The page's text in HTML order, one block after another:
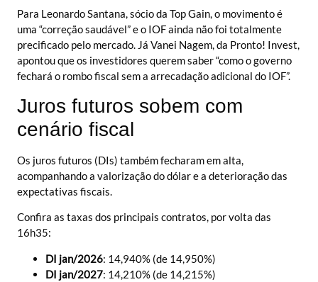
Para Leonardo Santana, sócio da Top Gain, o movimento é
uma “correção saudável” e o IOF ainda não foi totalmente
precificado pelo mercado. Já Vanei Nagem, da Pronto! Invest,
apontou que os investidores querem saber “como o governo
fechará o rombo fiscal sem a arrecadação adicional do IOF”.
Juros futuros sobem com
cenário fiscal
Os juros futuros (DIs) também fecharam em alta,
acompanhando a valorização do dólar e a deterioração das
expectativas fiscais.
Confira as taxas dos principais contratos, por volta das
16h35:
DI jan/2026: 14,940% (de 14,950%)
DI jan/2027: 14,210% (de 14,215%)